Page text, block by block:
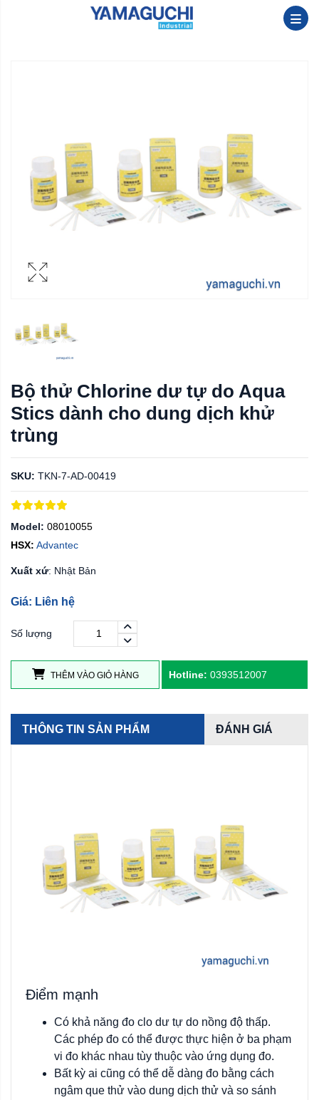
Bộ thử Chlorine dư tự do Aqua
Stics dành cho dung dịch khử
trùng
SKU: TKN-7-AD-00419
Model: 08010055
HSX: Advantec
Xuất xứ: Nhật Bản
Giá: Liên hệ
Số lượng
THÊM VÀO GIỎ HÀNG Hotline: 0393512007
THÔNG TIN SẢN PHẨM ĐÁNH GIÁ
Điểm mạnh
Có khả năng đo clo dư tự do nồng độ thấp.
Các phép đo có thể được thực hiện ở ba phạm
vi đo khác nhau tùy thuộc vào ứng dụng đo.
Bất kỳ ai cũng có thể dễ dàng đo bằng cách
ngâm que thử vào dung dịch thử và so sánh